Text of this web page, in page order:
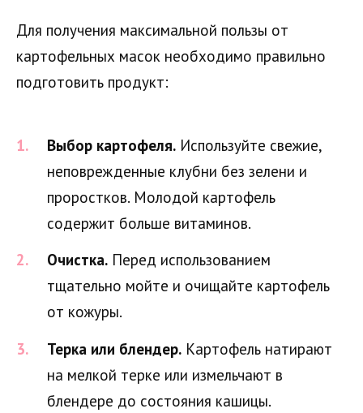
Для получения максимальной пользы от
картофельных масок необходимо правильно
подготовить продукт:
Выбор картофеля. Используйте свежие,
неповрежденные клубни без зелени и
проростков. Молодой картофель
содержит больше витаминов.
Очистка. Перед использованием
тщательно мойте и очищайте картофель
от кожуры.
Терка или блендер. Картофель натирают
на мелкой терке или измельчают в
блендере до состояния кашицы.